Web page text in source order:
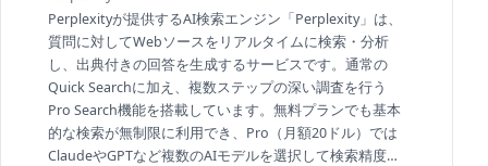
Perplexityが提供するAI検索エンジン「Perplexity」は、
質問に対してWebソースをリアルタイムに検索・分析
し、出典付きの回答を生成するサービスです。通常の
Quick Searchに加え、複数ステップの深い調査を行う
Pro Search機能を搭載しています。無料プランでも基本
的な検索が無制限に利用でき、Pro（月額20ドル）では
ClaudeやGPTなど複数のAIモデルを選択して検索精度を